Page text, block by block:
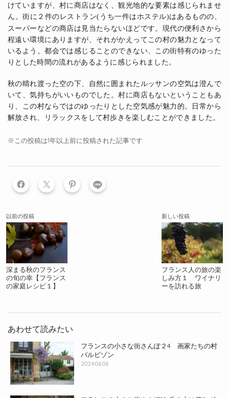
けていますが、村に商店はなく、観光地的な要素は感じられませ
ん。街に２件のレストラン( うち一件はホステル)はあるものの、
スーパーなどの商店は見当たらないほどです。現代の便利さから
程遠い環境にありますが、それがかえってこの村の魅力となって
いるよう。都会では感じることのできない、この街特有のゆった
りとした時間の流れがあるように感じられました。
秋の晴れ渡った空の下、自然に囲まれたルッサンの空気は澄んで
いて、気持ちがいいものでした。村に商店もないということもあ
り、この村ならではのゆったりとした空気感が魅力的。日常から
解放され、リラックスをして村歩きを楽しむことができました。
※この投稿は1年以上前に投稿された記事です
LINE
以前の投稿
深まる秋のフランス
の旬の幸【フランス
の家庭レシピ１】
新しい投稿
フランス人の旅の楽
しみ方１ ワイナリ
ーを訪れる旅
あわせて読みたい
フランスの小さな街さんぽ２4 画家たちの村
バルビゾン
2024.06.06